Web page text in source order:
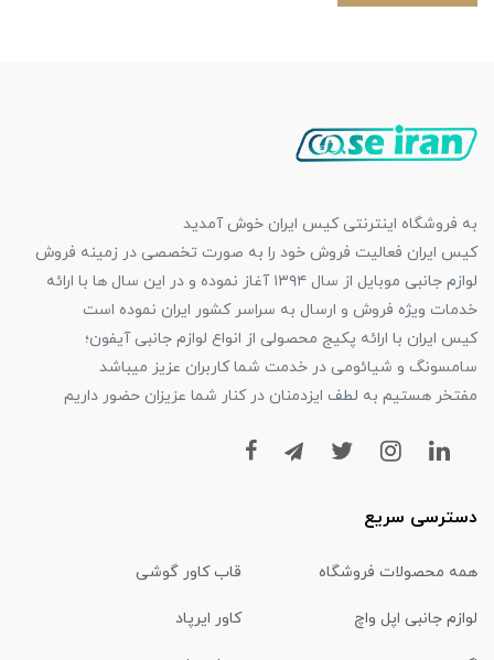
به فروشگاه اینترنتی کیس ایران خوش آمدید
کیس ایران فعالیت فروش خود را به صورت تخصصی در زمینه فروش
لوازم جانبی موبایل از سال ۱۳۹۴ آغاز نموده و در این سال ها با ارائه
خدمات ویژه فروش و ارسال به سراسر کشور ایران نموده است
کیس ایران با ارائه پکیج محصولی از انواع لوازم جانبی آیفون؛
سامسونگ و شیائومی در خدمت شما کاربران عزیز میباشد
مفتخر هستیم به لطف ایزدمنان در کنار شما عزیزان حضور داریم
دسترسی سریع
همه محصولات فروشگاه قاب کاور گوشی
لوازم جانبی اپل واچ کاور ایرپاد